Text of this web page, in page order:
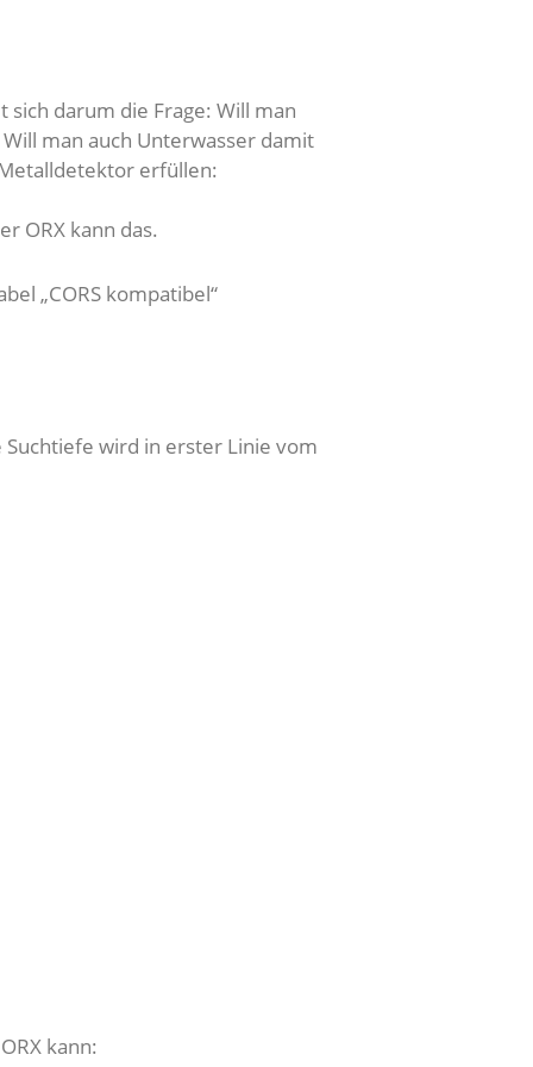
darum die Frage: Will man
man auch Unterwasser damit
erfüllen:
ORX kann das.
„CORS kompatibel“
wird in erster Linie vom
kann: